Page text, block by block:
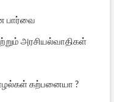
பார்வை
அரசியல்வாதிகள்
கற்பனையா ?